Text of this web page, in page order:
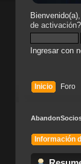
Bienvenido(a),
de activación?
Ingresar con
Inicio Foro
Información